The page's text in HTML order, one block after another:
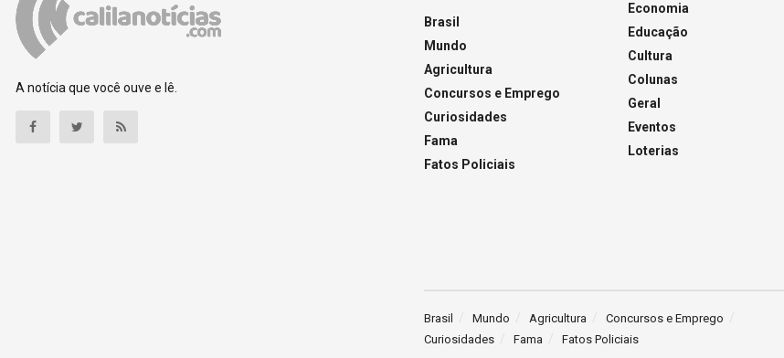
A notícia que você ouve e lê.
Brasil
Mundo
Agricultura
Concursos e Emprego
Curiosidades
Fama
Fatos Policiais
Economia
Educação
Cultura
Colunas
Geral
Eventos
Loterias
Brasil Mundo Agricultura
Concursos e Emprego
Curiosidades
Fama Fatos Policiais